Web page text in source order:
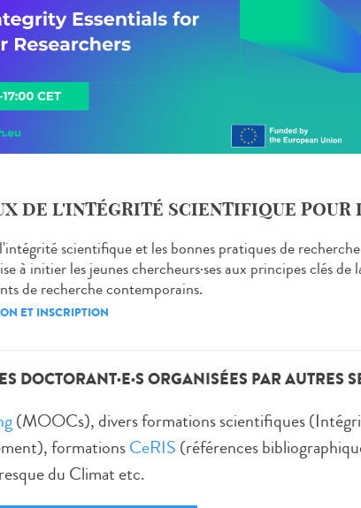
DE L'INTÉGRITÉ SCIENTIFIQUE POUR
scientifique et les bonnes pratiques de
à initier les jeunes chercheurs·ses aux principes clés
de recherche contemporains.
ET INSCRIPTION
DOCTORANT·E·S ORGANISÉES PAR AUTRES
(MOOCs), divers formations scientifiques
formationsCeRIS (références
du Climat etc.